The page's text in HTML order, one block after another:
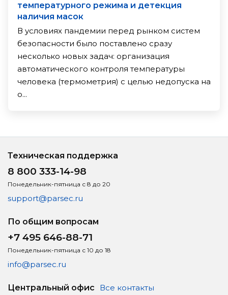
температурного режима и детекция
наличия масок
В условиях пандемии перед рынком систем
безопасности было поставлено сразу
несколько новых задач: организация
автоматического контроля температуры
человека (термометрия) с целью недопуска на
о...
Техническая поддержка
8 800 333-14-98
Понедельник-пятница с 8 до 20
support@parsec.ru
По общим вопросам
+7 495 646-88-71
Понедельник-пятница с 10 до 18
info@parsec.ru
Центральный офис Все контакты